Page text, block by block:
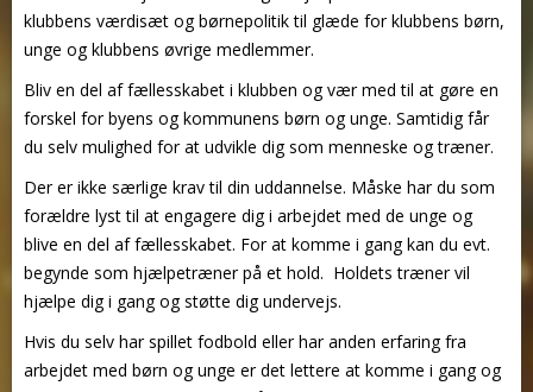
klubbens værdisæt og børnepolitik til glæde for klubbens børn,
unge og klubbens øvrige medlemmer.
Bliv en del af fællesskabet i klubben og vær med til at gøre en
forskel for byens og kommunens børn og unge. Samtidig får
du selv mulighed for at udvikle dig som menneske og træner.
Der er ikke særlige krav til din uddannelse. Måske har du som
forældre lyst til at engagere dig i arbejdet med de unge og
blive en del af fællesskabet. For at komme i gang kan du evt.
begynde som hjælpetræner på et hold. Holdets træner vil
hjælpe dig i gang og støtte dig undervejs.
Hvis du selv har spillet fodbold eller har anden erfaring fra
arbejdet med børn og unge er det lettere at komme i gang og